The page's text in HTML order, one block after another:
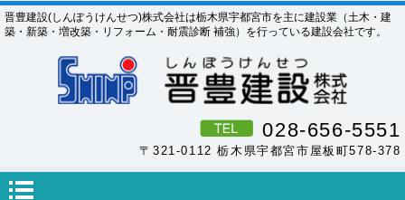
晋豊建設(しんぽうけんせつ)株式会社は栃木県宇都宮市を主に建設業（土木・建
築・新築・増改築・リフォーム・耐震診断 補強）を行っている建設会社です。
028-656-5551
〒321-0112 栃木県宇都宮市屋板町578-378